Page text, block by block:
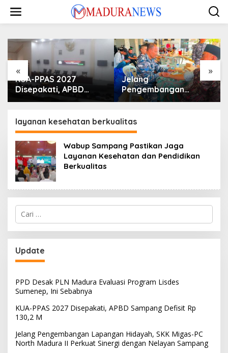
konten
« »
KUA-PPAS 2027
Disepakati, APBD
Sampang Defisit Rp
Jelang
Pengembangan
Lapangan Hidayah,
Madura II Perkuat
Sinergi dengan
Nelayan Sampang
layanan kesehatan berkualitas
Wabup Sampang Pastikan Jaga
Layanan Kesehatan dan Pendidikan
Berkualitas
Cari
untuk:
Update
PPD Desak PLN Madura Evaluasi Program Lisdes
Sumenep, Ini Sebabnya
KUA-PPAS 2027 Disepakati, APBD Sampang Defisit Rp
130,2 M
Jelang Pengembangan Lapangan Hidayah, SKK Migas-PC
North Madura II Perkuat Sinergi dengan Nelayan Sampang